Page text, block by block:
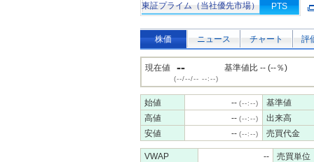
東証プライム（当社優先市場） PTS
株価 ニュース チャート 評
現在値 --
(--/--/-- --:--)
基準値比 -- (--％)
始値 -- (--:--)
基準値
高値
-- (--:--)
出来高
安値
-- (--:--) 売買代金
VWAP -- 売買単位